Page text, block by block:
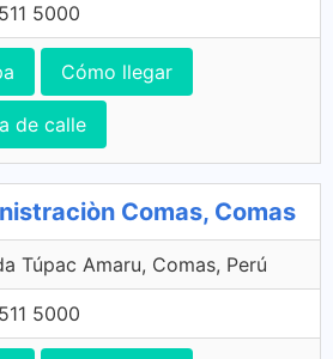
5000
Cómo llegar
de calle
Comas, Comas
Túpac Amaru, Comas, Perú
5000